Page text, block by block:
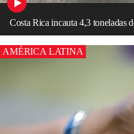
Costa Rica incauta 4,3 toneladas
AMÉRICA LATINA